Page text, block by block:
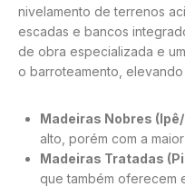
nivelamento de terrenos
escadas e bancos
de obra especializada e
o barroteamento,
Madeiras Nobres
alto, porém com a
Madeiras Tratadas
que também oferecem